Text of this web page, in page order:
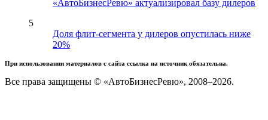
«АвтоБизнесРевю» актуализировал базу дилеров
5
Доля флит-сегмента у дилеров опустилась ниже
20%
При использовании материалов с сайта ссылка на источник обязательна.
Все права защищены © «АвтоБизнесРевю», 2008–2026.